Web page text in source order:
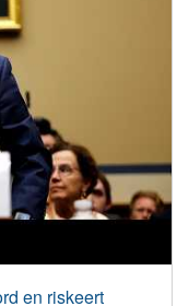
en riskeert